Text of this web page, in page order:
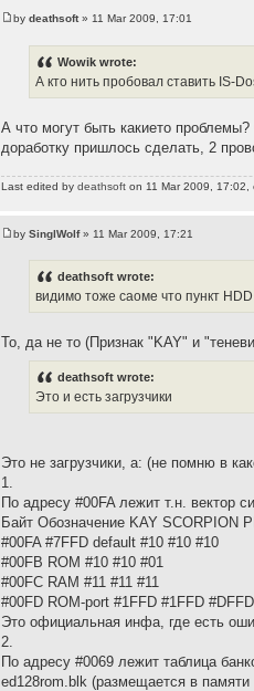
bydeathsoft» 11 Mar 2009, 17:01
Wowik wrote:
А кто нить пробовал ставить IS-
А что могут быть какието
доработку пришлось сделать, 2
Last edited bydeathsoft on 11 Mar 2009, 17:02,
bySinglWolf» 11 Mar 2009, 17:21
deathsoft wrote:
видимо тоже саоме что пункт
То, да не то (Признак "KAY" и
deathsoft wrote:
Это и есть загрузчики
Это не загрузчики, а: (не помню в
1.
По адресу #00FA лежит т.н. вектор
Байт Обозначение KAY SCORPION
#00FA #7FFD default #10 #10 #10
#00FB ROM #10 #10 #01
#00FC RAM #11 #11 #11
#00FD ROM-port #1FFD #1FFD #DFFD
Это официальная инфа, где есть
2.
По адресу #0069 лежит таблица
ed128rom.blk (размещается в